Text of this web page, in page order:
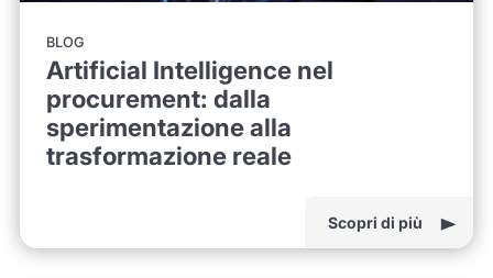
BLOG
Artificial Intelligence nel
procurement: dalla
sperimentazione alla
trasformazione reale
Scopri di più